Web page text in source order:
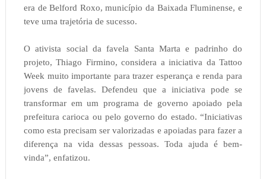
era de Belford Roxo, município da Baixada Fluminense, e
teve uma trajetória de sucesso.
O ativista social da favela Santa Marta e padrinho do
projeto, Thiago Firmino, considera a iniciativa da Tattoo
Week muito importante para trazer esperança e renda para
jovens de favelas. Defendeu que a iniciativa pode se
transformar em um programa de governo apoiado pela
prefeitura carioca ou pelo governo do estado. “Iniciativas
como esta precisam ser valorizadas e apoiadas para fazer a
diferença na vida dessas pessoas. Toda ajuda é bem-
vinda”, enfatizou.